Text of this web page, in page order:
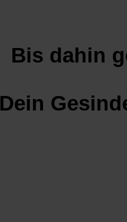
Bis dahin
Dein